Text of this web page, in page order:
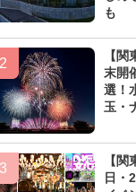
も
2
【
末開
選！
玉・
3
【
日・